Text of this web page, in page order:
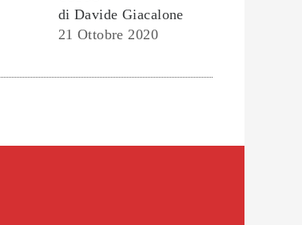
di Davide Giacalone
21 Ottobre 2020